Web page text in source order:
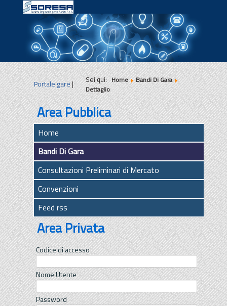
|||
Portale gare| Sei qui:Home
Bandi Di Gara
Dettaglio
Area Pubblica
Home
Bandi Di Gara
Consultazioni Preliminari di Mercato
Convenzioni
Feed rss
Area Privata
Codice di accesso
Nome Utente
Password